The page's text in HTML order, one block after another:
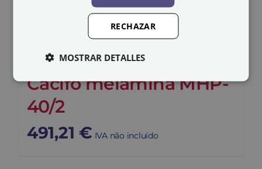
Cacifo melamina MHP-
40/2
491,21 € IVA não incluído
RECHAZAR
MOSTRAR DETALLES